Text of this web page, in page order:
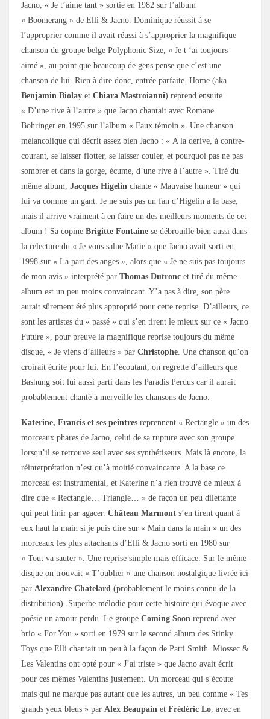
Jacno, « Je t’aime tant » sortie en 1982 sur l’album
« Boomerang » de Elli & Jacno. Dominique réussit à se
l’approprier comme il avait réussi à s’approprier la magnifique
chanson du groupe belge Polyphonic Size, « Je t ‘ai toujours
aimé », au point que beaucoup de gens pense que c’est une
chanson de lui. Rien à dire donc, entrée parfaite. Home (aka
Benjamin Biolay et Chiara Mastroianni) reprend ensuite
« D’une rive à l’autre » que Jacno chantait avec Romane
Bohringer en 1995 sur l’album « Faux témoin ». Une chanson
mélancolique qui décrit assez bien Jacno : « A la dérive, à contre-
courant, se laisser flotter, se laisser couler, et pourquoi pas ne pas
sombrer et dans la gorge, écume, d’une rive à l’autre ». Tiré du
même album, Jacques Higelin chante « Mauvaise humeur » qui
lui va comme un gant. Je ne suis pas un fan d’Higelin à la base,
mais il arrive vraiment à en faire un des meilleurs moments de cet
album ! Sa copine Brigitte Fontaine se débrouille bien aussi dans
la relecture du « Je vous salue Marie » que Jacno avait sorti en
1998 sur « La part des anges », alors que « Je ne suis pas toujours
de mon avis » interprété par Thomas Dutronc et tiré du même
album est un peu moins convaincant. Y’a pas à dire, son père
aurait sûrement été plus approprié pour cette reprise. D’ailleurs, ce
sont les artistes du « passé » qui s’en tirent le mieux sur ce « Jacno
Future », pour preuve la magnifique reprise toujours du même
disque, « Je viens d’ailleurs » par Christophe. Une chanson qu’on
croirait écrite pour lui. En l’écoutant, on regrette d’ailleurs que
Bashung soit lui aussi parti dans les Paradis Perdus car il aurait
probablement chanté à merveille les chansons de Jacno.
Katerine, Francis et ses peintres reprennent « Rectangle » un des
morceaux phares de Jacno, celui de sa rupture avec son groupe
lorsqu’il se retrouve seul avec ses synthétiseurs. Mais là encore, la
réinterprétation n’est qu’à moitié convaincante. A la base ce
morceau est instrumental, et Katerine n’a rien trouvé de mieux à
dire que « Rectangle… Triangle… » de façon un peu dilettante
qui peut finir par agacer. Château Marmont s’en tirent quant à
eux haut la main si je puis dire sur « Main dans la main » un des
morceaux les plus attachants d’Elli & Jacno sorti en 1980 sur
« Tout va sauter ». Une reprise simple mais efficace. Sur le même
disque on trouvait « T’oublier » une chanson nostalgique livrée ici
par Alexandre Chatelard (probablement le moins connu de la
distribution). Superbe mélodie pour cette histoire qui évoque avec
poésie un amour perdu. Le groupe Coming Soon reprend avec
brio « For You » sorti en 1979 sur le second album des Stinky
Toys que Elli chantait un peu à la façon de Patti Smith. Miossec &
Les Valentins ont opté pour « J’ai triste » que Jacno avait écrit
pour ces mêmes Valentins justement. Un morceau qui s’écoute
mais qui ne marque pas autant que les autres, un peu comme « Tes
grands yeux bleus » par Alex Beaupain et Frédéric Lo, avec en